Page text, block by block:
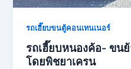
รถเฮี๊ยบขนตู้คอนเทนเนอร์
รถเฮี๊ยบหนองค้อ- ขน
โดยพิชยาเครน